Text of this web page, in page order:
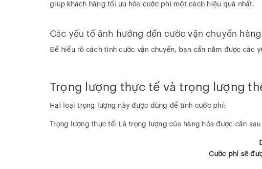
giúp khách hàng tối ưu hóa cước phí một cách hiệu quả nhất.
Các yếu tố ảnh hưởng đến cước vận chuyển hàng
Để hiểu rõ cách tính cước vận chuyển, bạn cần nắm được các
Trọng lượng thực tế và trọng lượng
Hai loại trọng lượng này được dùng để tính cước phí:
Trọng lượng thực tế: Là trọng lượng của hàng hóa được cân
Cước phí sẽ